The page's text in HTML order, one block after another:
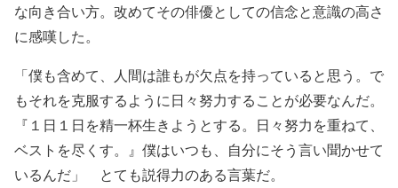
な向き合い方。改めてその俳優としての信念と意識の高さ
に感嘆した。
「僕も含めて、人間は誰もが欠点を持っていると思う。で
もそれを克服するように日々努力することが必要なんだ。
『１日１日を精一杯生きようとする。日々努力を重ねて、
ベストを尽くす。』僕はいつも、自分にそう言い聞かせて
いるんだ」 とても説得力のある言葉だ。